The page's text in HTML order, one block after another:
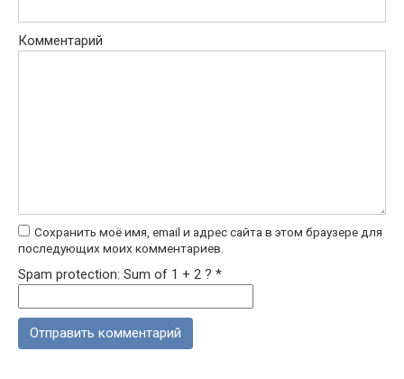
Комментарий
Сохранить моё имя, email и адрес сайта в этом браузере для
последующих моих комментариев.
Spam protection: Sum of 1 + 2 ? *